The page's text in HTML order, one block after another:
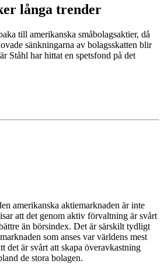
långa trender
till amerikanska småbolagsaktier, då
sänkningarna av bolagsskatten blir
Ståhl har hittat en spetsfond på det
amerikanska aktiemarknaden är inte
att det genom aktiv förvaltning är svårt
än börsindex. Det är särskilt tydligt
som anses var världens mest
det är svårt att skapa överavkastning
de stora bolagen.